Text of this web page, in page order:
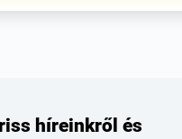
híreinkről és